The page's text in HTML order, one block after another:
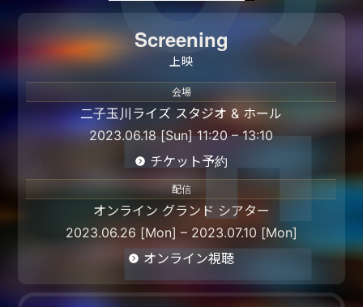
Screening
上映
会場
二子玉川ライズ スタジオ & ホール
2023.06.18 [Sun] 11:20 – 13:10
チケット予約
配信
オンライン グランド シアター
2023.06.26 [Mon] – 2023.07.10 [Mon]
オンライン視聴